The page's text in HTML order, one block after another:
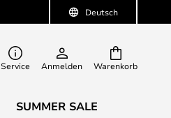
Deutsch
Warenkorb
Service Anmelden
SUMMER SALE